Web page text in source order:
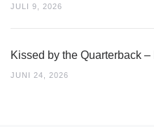
JULI 9, 2026
Kissed by the Quarterback
JUNI 24, 2026